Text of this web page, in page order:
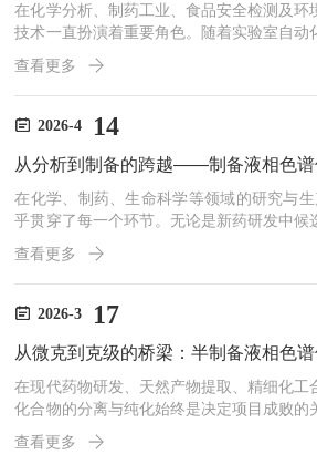
在化学分析、制药工业、食品安全检测及环
技术一直扮演着重要角色。随着实验室自动
动液相色谱仪逐渐成为许多研究机构与质
类设备通过集成自动进样、梯度洗脱控制、
帮助分析人员减少手动操作环节，提升分析
文将从仪器结构、工作原理、典型应用及日
谱仪通常由溶剂输送系统、自动进样器、
查看更多
2026-4 14
从分析到制备的跨越——制备液相色谱
在化学、制药、生命科学等领域的研究与生
乎贯穿了每一个环节。无论是新药研发中候
还是天然产物研究中活性成分的克级提取，
抗体等大分子的工业生产，都离不开高效的
色谱仪正是在这一需求背景下应运而生的核
定性和定量分析的分析型液相色谱仪不同，
并收集下来供后续研究或生产使用。根据处
查看更多
2026-3 17
在现代药物研发、天然产物提取、精细化工
化合物的分离与纯化始终是决定项目成败的
液相色谱仪是科学家的“显微镜”，用于洞察
半制备液相色谱仪（Semi-
查看更多